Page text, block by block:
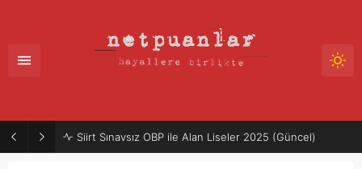
Siirt Sınavsız OBP ile Alan Liseler 2025 (Güncel)